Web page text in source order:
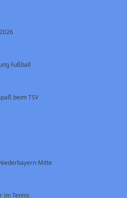
Fußball
beim TSV
Mitte
im Tennis